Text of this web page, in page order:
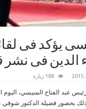
يؤكد فى
الدين فى نشر
188 زيارة
عبد الفتاح السيسي، اليوم
وذلك بحضور فضيلة الدكتور شوقي